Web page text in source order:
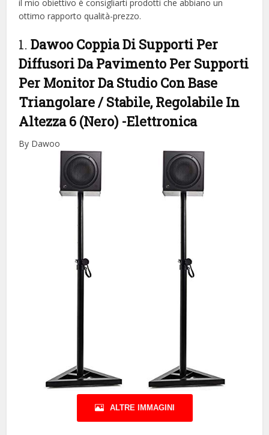
il mio obiettivo è consigliarti prodotti che abbiano un
ottimo rapporto qualità-prezzo.
1.Dawoo Coppia Di Supporti Per
Diffusori Da Pavimento Per Supporti
Per Monitor Da Studio Con Base
Triangolare / Stabile, Regolabile In
Altezza 6 (Nero) -Elettronica
By Dawoo
ALTRE IMMAGINI